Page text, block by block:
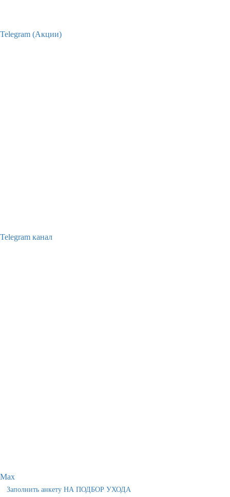
Telegram (Акции)
Telegram канал
Max
Заполнить анкету НА ПОДБОР УХОДА